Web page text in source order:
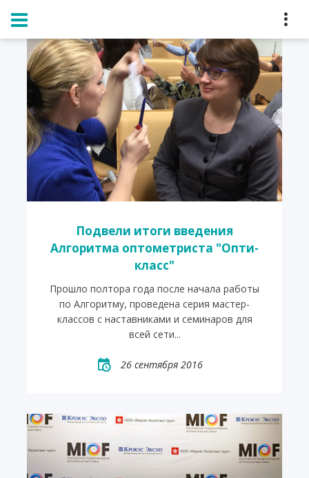
Подвели итоги введения
Алгоритма оптометриста "Опти-
класс"
Прошло полтора года после начала работы
по Алгоритму, проведена серия мастер-
классов с наставниками и семинаров для
всей сети...
26 сентября 2016